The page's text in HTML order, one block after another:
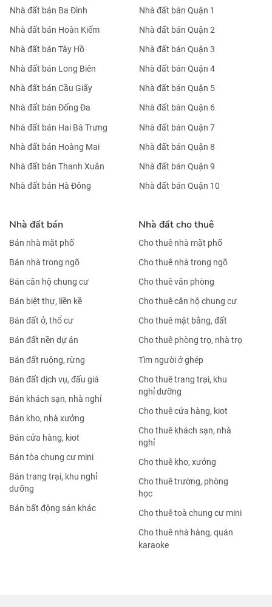
Nhà đất bán Ba Đình
Nhà đất bán Hoàn Kiếm
Nhà đất bán Tây Hồ
Nhà đất bán Long Biên
Nhà đất bán Cầu Giấy
Nhà đất bán Đống Đa
Nhà đất bán Hai Bà Trưng
Nhà đất bán Hoàng Mai
Nhà đất bán Thanh Xuân
Nhà đất bán Hà Đông
Nhà đất bán Quận 1
Nhà đất bán Quận 2
Nhà đất bán Quận 3
Nhà đất bán Quận 4
Nhà đất bán Quận 5
Nhà đất bán Quận 6
Nhà đất bán Quận 7
Nhà đất bán Quận 8
Nhà đất bán Quận 9
Nhà đất bán Quận 10
Nhà đất bán
Bán nhà mặt phố
Bán nhà trong ngõ
Bán căn hộ chung cư
Bán biệt thự, liền kề
Bán đất ở, thổ cư
Bán đất nền dự án
Bán đất ruộng, rừng
Bán đất dịch vụ, đấu giá
Bán khách sạn, nhà nghỉ
Bán kho, nhà xưởng
Bán cửa hàng, kiot
Bán tòa chung cư mini
Bán trang trại, khu nghỉ
dưỡng
Bán bất động sản khác
Nhà đất cho thuê
Cho thuê nhà mặt phố
Cho thuê nhà trong ngõ
Cho thuê văn phòng
Cho thuê căn hộ chung cư
Cho thuê mặt bằng, đất
Cho thuê phòng trọ, nhà trọ
Tìm người ở ghép
Cho thuê trang trại, khu
nghỉ dưỡng
Cho thuê cửa hàng, kiot
Cho thuê khách sạn, nhà
nghỉ
Cho thuê kho, xưởng
Cho thuê trường, phòng
học
Cho thuê toà chung cư mini
Cho thuê nhà hàng, quán
karaoke